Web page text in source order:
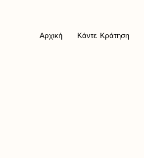
Αρχική Κάντε Κράτηση